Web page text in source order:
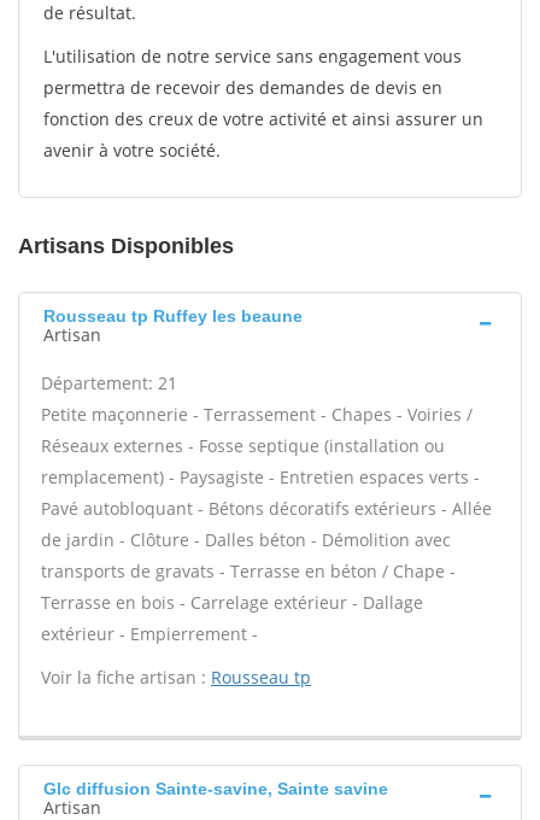
de résultat.
L'utilisation de notre service sans engagement vous
permettra de recevoir des demandes de devis en
fonction des creux de votre activité et ainsi assurer un
avenir à votre société.
Artisans Disponibles
Rousseau tp Ruffey les beaune
Artisan
Département: 21
Petite maçonnerie - Terrassement - Chapes - Voiries /
Réseaux externes - Fosse septique (installation ou
remplacement) - Paysagiste - Entretien espaces verts -
Pavé autobloquant - Bétons décoratifs extérieurs - Allée
de jardin - Clôture - Dalles béton - Démolition avec
transports de gravats - Terrasse en béton / Chape -
Terrasse en bois - Carrelage extérieur - Dallage
extérieur - Empierrement -
Voir la fiche artisan : Rousseau tp
Glc diffusion Sainte-savine, Sainte savine
Artisan